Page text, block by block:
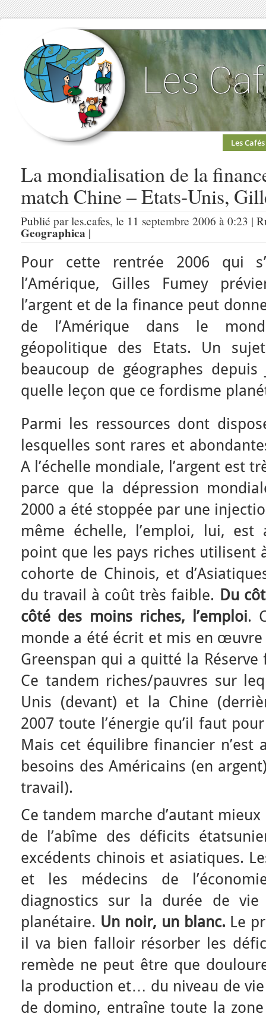
Les Cafés
La mondialisation de la
match Chine – Etats-Unis,
Publié par les.cafes, le 11 septembre 2006 à 0:23 |
Geographica |
Pour cette rentrée 2006 qui
l’Amérique, Gilles Fumey
l’argent et de la finance peut
de l’Amérique dans le
géopolitique des Etats. Un
beaucoup de géographes depuis
quelle leçon que ce fordisme
Parmi les ressources dont
lesquelles sont rares et
A l’échelle mondiale, l’argent est
parce que la dépression
2000 a été stoppée par une
même échelle, l’emploi, lui,
point que les pays riches utilisent
cohorte de Chinois, et
du travail à coût très faible. Du
côté des moins riches, l’emploi.
monde a été écrit et mis en œuvre
Greenspan qui a quitté la
Ce tandem riches/pauvres sur
Unis (devant) et la Chine
2007 toute l’énergie qu’il faut
Mais cet équilibre financier n’est
besoins des Américains (en
travail).
Ce tandem marche d’autant
de l’abîme des déficits
excédents chinois et asiatiques.
et les médecins de
diagnostics sur la durée de
planétaire. Un noir, un blanc.Le
il va bien falloir résorber les
remède ne peut être que
la production et… du niveau de
de domino, entraîne toute la